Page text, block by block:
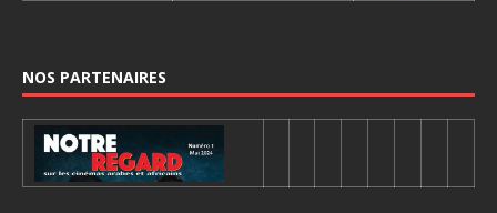
NOS PARTENAIRES